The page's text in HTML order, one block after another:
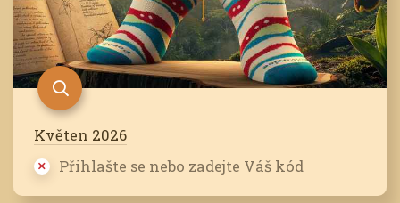
Květen 2026
Přihlašte se nebo zadejte Váš kód